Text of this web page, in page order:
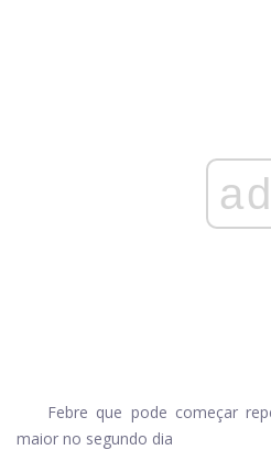
ad
Febre que pode começar
maior no segundo dia